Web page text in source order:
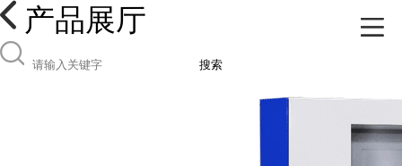
产品展厅
搜索